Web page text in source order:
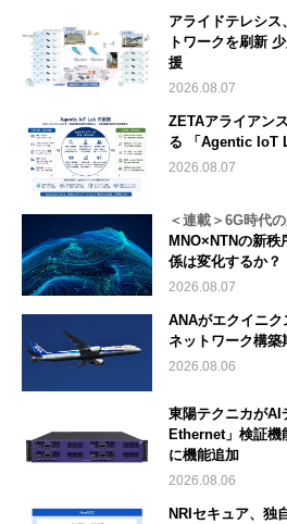
アライドテレシス
トワークを刷新
援
2026.08.07
ZETAアライアン
る 「Agentic IoT
2026.08.07
＜連載＞6G時代
MNO×NTNの新
係は変化するか？
2026.08.07
ANAがエクイニク
ネットワーク構築
2026.08.06
東陽テクニカがAI
Ethernet」検証機
に機能追加
2026.08.06
NRIセキュア、独